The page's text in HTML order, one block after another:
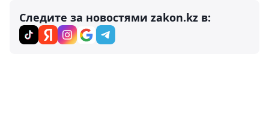
Следите за новостями zakon.kz в: